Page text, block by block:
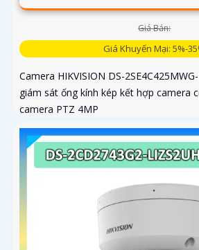
Giá Bán:
Giá Khuyến Mại: 5%-
Camera HIKVISION DS-
giám sát ống kính kép kết hợp camera
camera PTZ 4MP